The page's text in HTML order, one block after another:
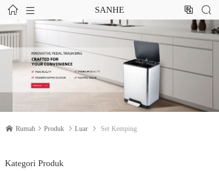
  SANHE  
 Rumah  Produk  Luar  Set Kemping
Kategori Produk